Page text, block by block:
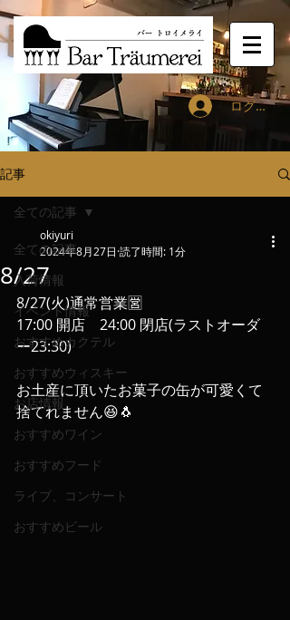
ログイン
記事
全ての記事
入荷情報
イベント情報
おすすめカクテル
おすすめウィスキー
お店情報
おすすめワイン
おすすめフード
ライブ、コンサート
おすすめビール
全ての記事
8/27
okiyuri
2024年8月27日 読了時間: 1分
8/27(火)通常営業🈺
17:00 開店　24:00 閉店(ラストオーダ
ー23:30)
お土産に頂いたお菓子の缶が可愛くて
捨てれません😆🐧